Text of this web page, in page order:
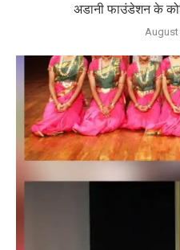
अडानी फाउंडेशन के
August